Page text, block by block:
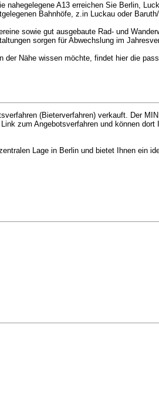
A13 erreichen Sie Berlin,
Bahnhöfe, z.in Luckau oder
sowie gut ausgebaute Rad- und
sorgen für Abwechslung im
Nähe wissen möchte, findet hier die
(Bieterverfahren) verkauft. Der
zum Angebotsverfahren und können
Lage in Berlin und bietet Ihnen ein